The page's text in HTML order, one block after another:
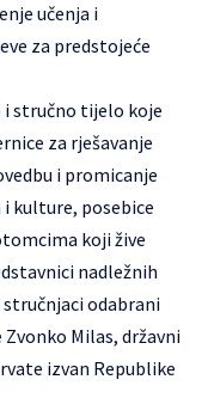
učenja i
za predstojeće
i stručno tijelo koje
za rješavanje
i promicanje
kulture, posebice
koji žive
nadležnih
odabrani
Milas, državni
izvan Republike